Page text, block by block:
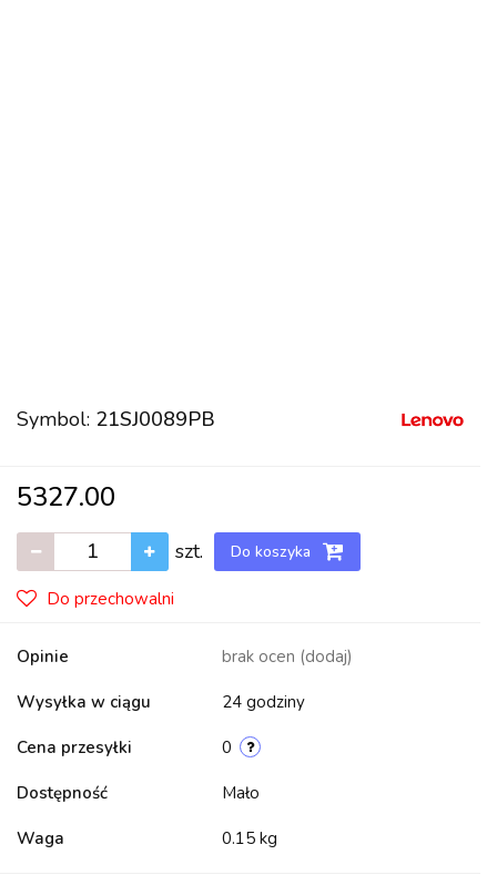
Symbol: 21SJ0089PB
5327.00
szt. Do koszyka
Do przechowalni
Opinie brak ocen (dodaj)
Wysyłka w ciągu 24 godziny
Cena przesyłki 0
Dostępność Mało
Waga 0.15 kg